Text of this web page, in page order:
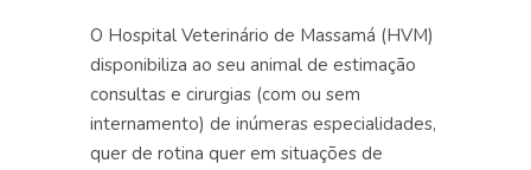
O Hospital Veterinário de Massamá (HVM)
disponibiliza ao seu animal de estimação
consultas e cirurgias (com ou sem
internamento) de inúmeras especialidades,
quer de rotina quer em situações de